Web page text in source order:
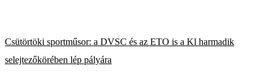
Csütörtöki sportműsor: a DVSC és az ETO is a Kl harmadik
selejtezőkörében lép pályára